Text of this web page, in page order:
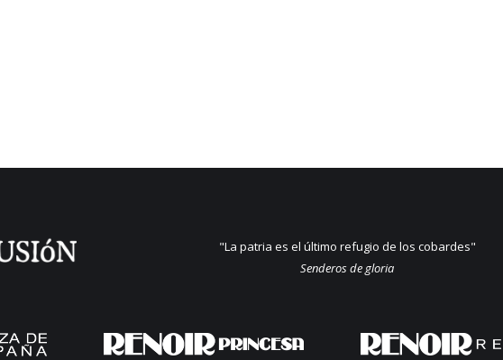
"La patria es el último refugio de los cobardes"
Senderos de gloria